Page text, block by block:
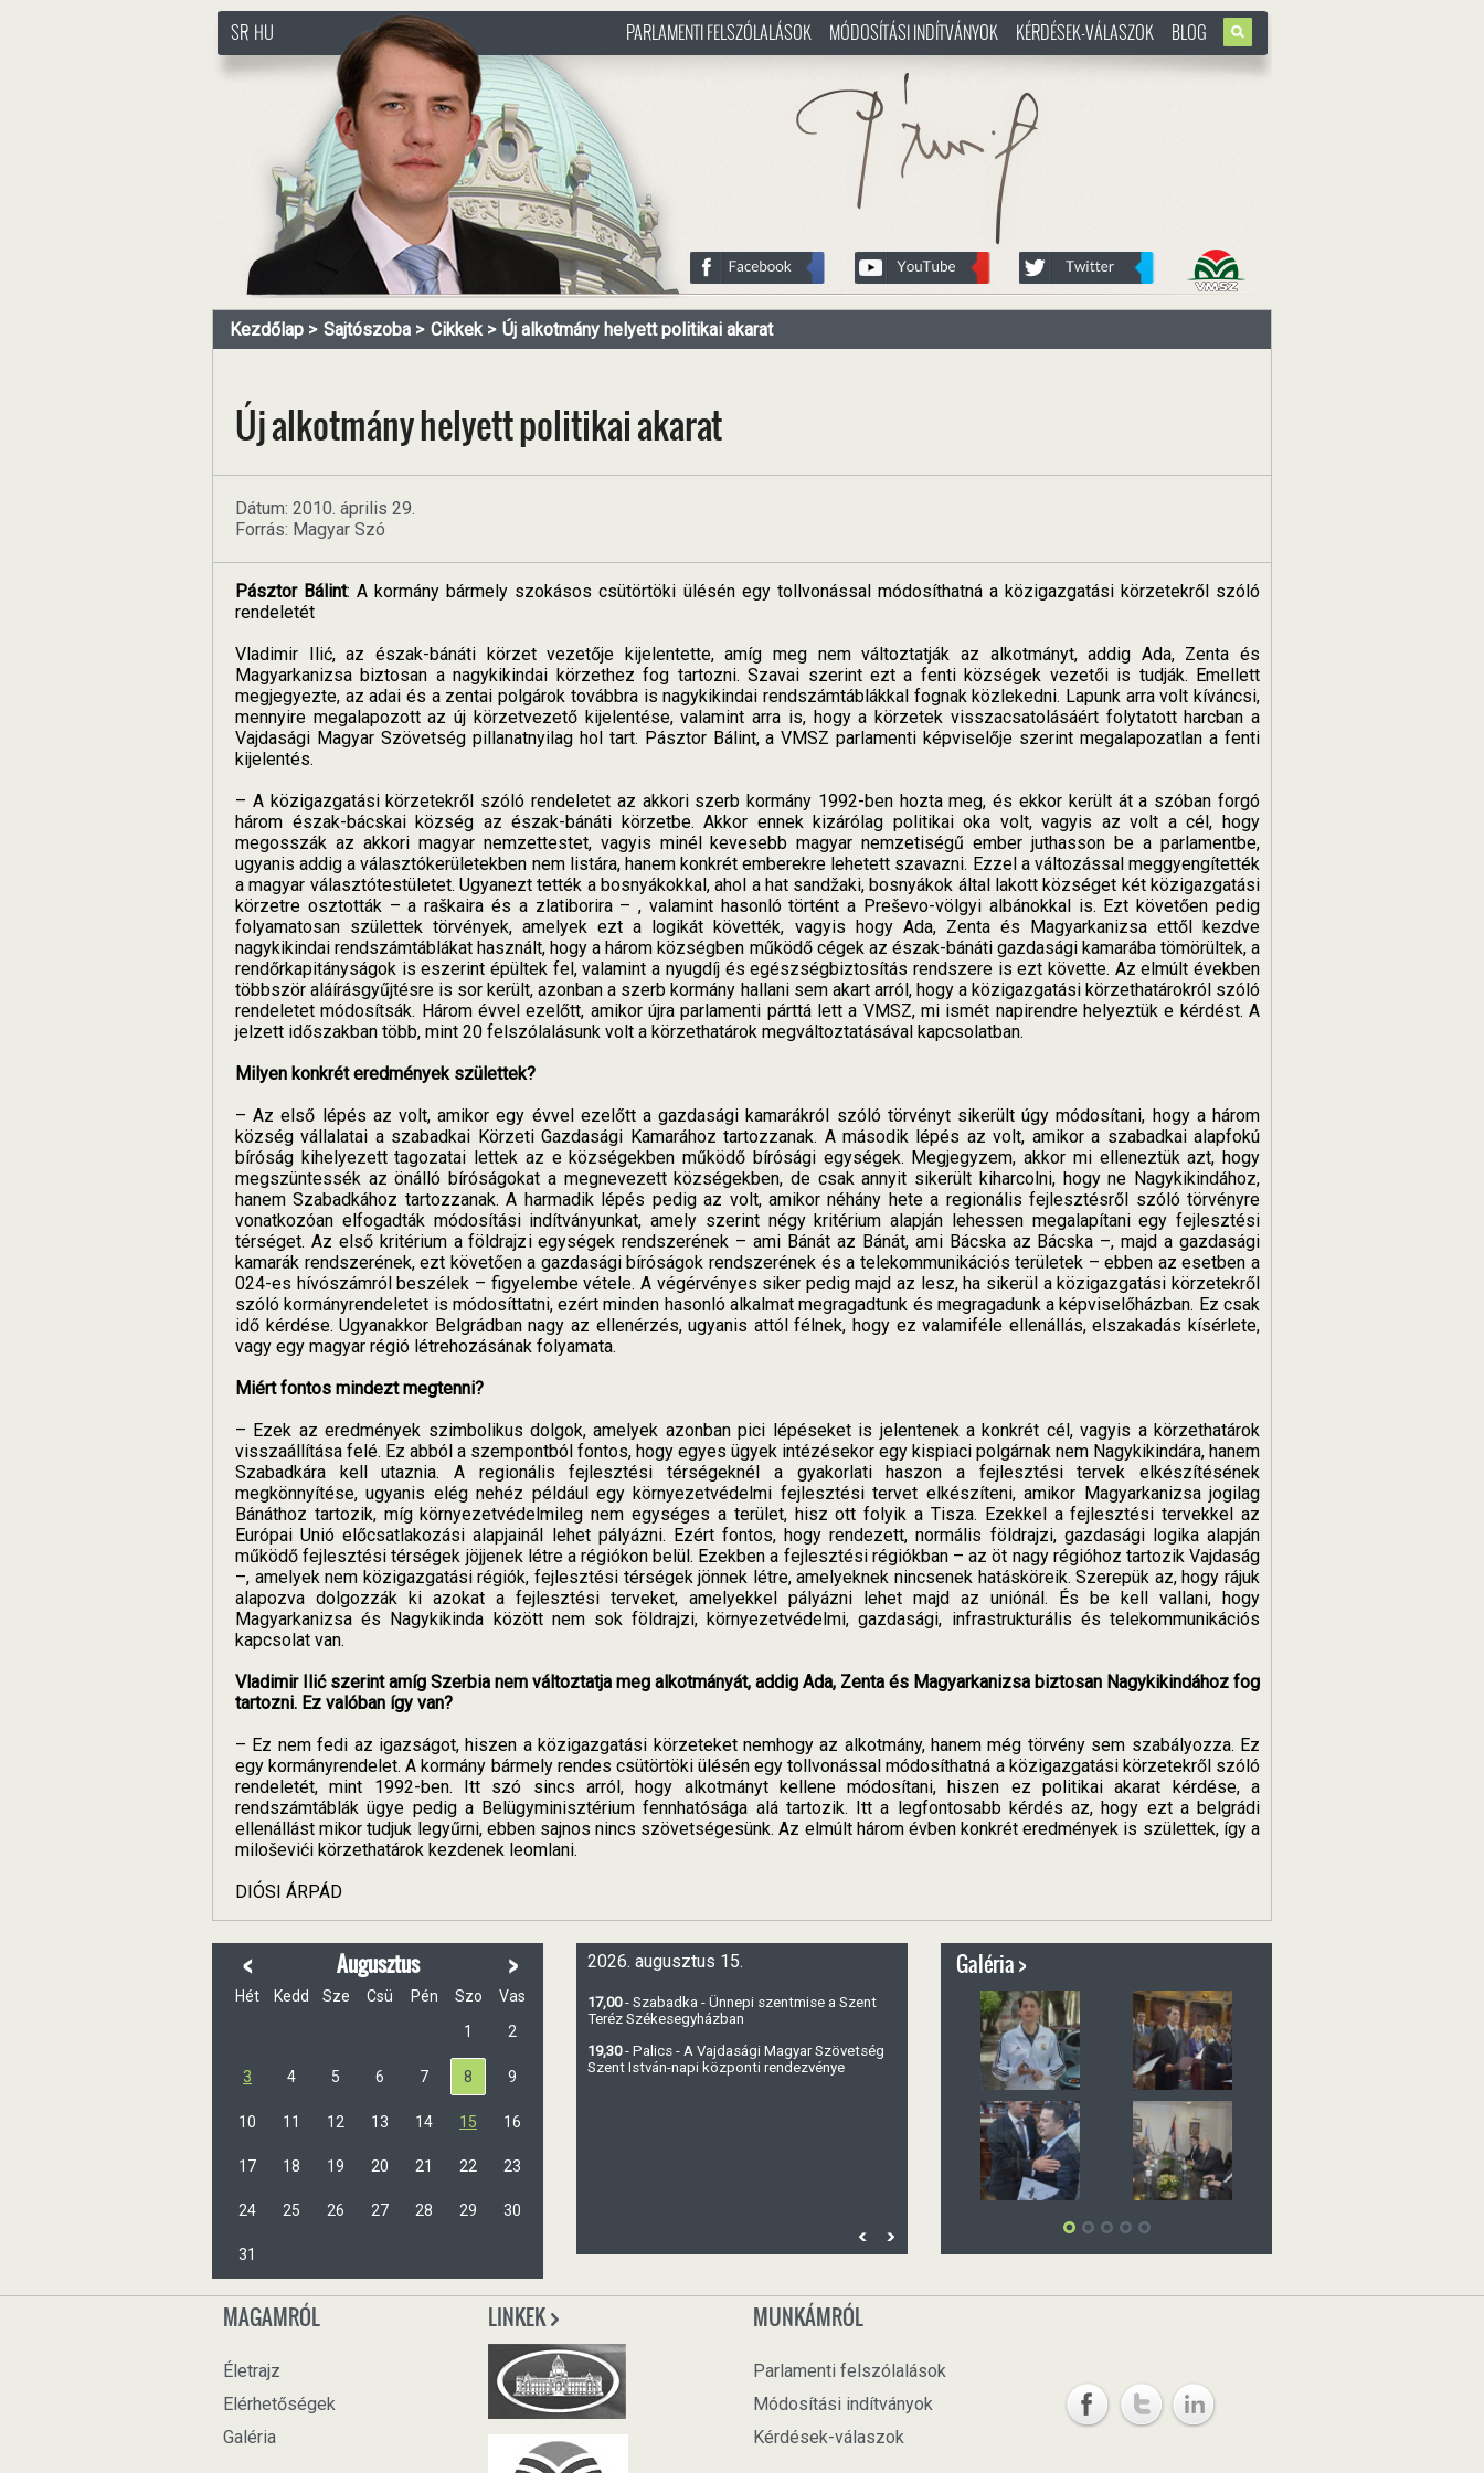
http://www.pasztorbalint.rs/hu
SR HU
http://www.pasztorbalint.rs/hu
PARLAMENTI FELSZÓLALÁSOK MÓDOSÍTÁSI INDÍTVÁNYOK KÉRDÉSEK-VÁLASZOK BLOG
Kezdőlap Sajtószoba Cikkek Új alkotmány helyett politikai akarat
Új alkotmány helyett politikai akarat
Dátum: 2010. április 29.
Forrás: Magyar Szó
Pásztor Bálint: A kormány bármely szokásos csütörtöki ülésén egy tollvonással módosíthatná a közigazgatási körzetekről szóló
rendeletét
Vladimir Ilić, az észak-bánáti körzet vezetője kijelentette, amíg meg nem változtatják az alkotmányt, addig Ada, Zenta és
Magyarkanizsa biztosan a nagykikindai körzethez fog tartozni. Szavai szerint ezt a fenti községek vezetői is tudják. Emellett
megjegyezte, az adai és a zentai polgárok továbbra is nagykikindai rendszámtáblákkal fognak közlekedni. Lapunk arra volt kíváncsi,
mennyire megalapozott az új körzetvezető kijelentése, valamint arra is, hogy a körzetek visszacsatolásáért folytatott harcban a
Vajdasági Magyar Szövetség pillanatnyilag hol tart. Pásztor Bálint, a VMSZ parlamenti képviselője szerint megalapozatlan a fenti
kijelentés.
– A közigazgatási körzetekről szóló rendeletet az akkori szerb kormány 1992-ben hozta meg, és ekkor került át a szóban forgó
három észak-bácskai község az észak-bánáti körzetbe. Akkor ennek kizárólag politikai oka volt, vagyis az volt a cél, hogy
megosszák az akkori magyar nemzettestet, vagyis minél kevesebb magyar nemzetiségű ember juthasson be a parlamentbe,
ugyanis addig a választókerületekben nem listára, hanem konkrét emberekre lehetett szavazni. Ezzel a változással meggyengítették
a magyar választótestületet. Ugyanezt tették a bosnyákokkal, ahol a hat sandžaki, bosnyákok által lakott községet két közigazgatási
körzetre osztották – a raškaira és a zlatiborira – , valamint hasonló történt a Preševo-völgyi albánokkal is. Ezt követően pedig
folyamatosan születtek törvények, amelyek ezt a logikát követték, vagyis hogy Ada, Zenta és Magyarkanizsa ettől kezdve
nagykikindai rendszámtáblákat használt, hogy a három községben működő cégek az észak-bánáti gazdasági kamarába tömörültek, a
rendőrkapitányságok is eszerint épültek fel, valamint a nyugdíj és egészségbiztosítás rendszere is ezt követte. Az elmúlt években
többször aláírásgyűjtésre is sor került, azonban a szerb kormány hallani sem akart arról, hogy a közigazgatási körzethatárokról szóló
rendeletet módosítsák. Három évvel ezelőtt, amikor újra parlamenti párttá lett a VMSZ, mi ismét napirendre helyeztük e kérdést. A
jelzett időszakban több, mint 20 felszólalásunk volt a körzethatárok megváltoztatásával kapcsolatban.
Milyen konkrét eredmények születtek?
– Az első lépés az volt, amikor egy évvel ezelőtt a gazdasági kamarákról szóló törvényt sikerült úgy módosítani, hogy a három
község vállalatai a szabadkai Körzeti Gazdasági Kamarához tartozzanak. A második lépés az volt, amikor a szabadkai alapfokú
bíróság kihelyezett tagozatai lettek az e községekben működő bírósági egységek. Megjegyzem, akkor mi elleneztük azt, hogy
megszüntessék az önálló bíróságokat a megnevezett községekben, de csak annyit sikerült kiharcolni, hogy ne Nagykikindához,
hanem Szabadkához tartozzanak. A harmadik lépés pedig az volt, amikor néhány hete a regionális fejlesztésről szóló törvényre
vonatkozóan elfogadták módosítási indítványunkat, amely szerint négy kritérium alapján lehessen megalapítani egy fejlesztési
térséget. Az első kritérium a földrajzi egységek rendszerének – ami Bánát az Bánát, ami Bácska az Bácska –, majd a gazdasági
kamarák rendszerének, ezt követően a gazdasági bíróságok rendszerének és a telekommunikációs területek – ebben az esetben a
024-es hívószámról beszélek – figyelembe vétele. A végérvényes siker pedig majd az lesz, ha sikerül a közigazgatási körzetekről
szóló kormányrendeletet is módosíttatni, ezért minden hasonló alkalmat megragadtunk és megragadunk a képviselőházban. Ez csak
idő kérdése. Ugyanakkor Belgrádban nagy az ellenérzés, ugyanis attól félnek, hogy ez valamiféle ellenállás, elszakadás kísérlete,
vagy egy magyar régió létrehozásának folyamata.
Miért fontos mindezt megtenni?
– Ezek az eredmények szimbolikus dolgok, amelyek azonban pici lépéseket is jelentenek a konkrét cél, vagyis a körzethatárok
visszaállítása felé. Ez abból a szempontból fontos, hogy egyes ügyek intézésekor egy kispiaci polgárnak nem Nagykikindára, hanem
Szabadkára kell utaznia. A regionális fejlesztési térségeknél a gyakorlati haszon a fejlesztési tervek elkészítésének
megkönnyítése, ugyanis elég nehéz például egy környezetvédelmi fejlesztési tervet elkészíteni, amikor Magyarkanizsa jogilag
Bánáthoz tartozik, míg környezetvédelmileg nem egységes a terület, hisz ott folyik a Tisza. Ezekkel a fejlesztési tervekkel az
Európai Unió előcsatlakozási alapjainál lehet pályázni. Ezért fontos, hogy rendezett, normális földrajzi, gazdasági logika alapján
működő fejlesztési térségek jöjjenek létre a régiókon belül. Ezekben a fejlesztési régiókban – az öt nagy régióhoz tartozik Vajdaság
–, amelyek nem közigazgatási régiók, fejlesztési térségek jönnek létre, amelyeknek nincsenek hatásköreik. Szerepük az, hogy rájuk
alapozva dolgozzák ki azokat a fejlesztési terveket, amelyekkel pályázni lehet majd az uniónál. És be kell vallani, hogy
Magyarkanizsa és Nagykikinda között nem sok földrajzi, környezetvédelmi, gazdasági, infrastrukturális és telekommunikációs
kapcsolat van.
Vladimir Ilić szerint amíg Szerbia nem változtatja meg alkotmányát, addig Ada, Zenta és Magyarkanizsa biztosan Nagykikindához fog
tartozni. Ez valóban így van?
– Ez nem fedi az igazságot, hiszen a közigazgatási körzeteket nemhogy az alkotmány, hanem még törvény sem szabályozza. Ez
egy kormányrendelet. A kormány bármely rendes csütörtöki ülésén egy tollvonással módosíthatná a közigazgatási körzetekről szóló
rendeletét, mint 1992-ben. Itt szó sincs arról, hogy alkotmányt kellene módosítani, hiszen ez politikai akarat kérdése, a
rendszámtáblák ügye pedig a Belügyminisztérium fennhatósága alá tartozik. Itt a legfontosabb kérdés az, hogy ezt a belgrádi
ellenállást mikor tudjuk legyűrni, ebben sajnos nincs szövetségesünk. Az elmúlt három évben konkrét eredmények is születtek, így a
miloševići körzethatárok kezdenek leomlani.
DIÓSI ÁRPÁD
< Augusztus >
Hét Kedd Sze Csü Pén Szo
Vas
1
2
3 4 5 6 7 8 9
10 11 12 13 14 15 16
17 18 19 20 21 22 23
24 25 26 27 28 29 30
31
2026. augusztus 15.
17,00- Szabadka - Ünnepi szentmise a Szent
Teréz Székesegyházban
19,30- Palics - A Vajdasági Magyar Szövetség
Szent István-napi központi rendezvénye
Galéria >
MAGAMRÓL
Életrajz
Elérhetőségek
Galéria
LINKEK MUNKÁMRÓL
Parlamenti felszólalások
Módosítási indítványok
Kérdések-válaszok